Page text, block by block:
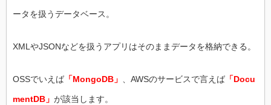
ータを扱うデータベース。
XMLやJSONなどを扱うアプリはそのままデータを格納できる。
OSSでいえば 「MongoDB」 、AWSのサービスで言えば 「Docu
mentDB」 が該当します。